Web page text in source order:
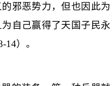
邪恶势力，但也因此为
自己赢得了天国子民永
14）。